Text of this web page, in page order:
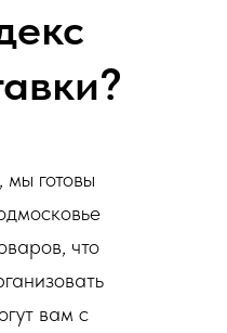
готовы
что
вам с